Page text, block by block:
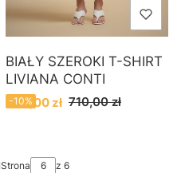
BIAŁY SZEROKI T-SHIRT
LIVIANA CONTI
Cena promocyjna
640,00 zł 710,00 zł
-10%
Strona z 6